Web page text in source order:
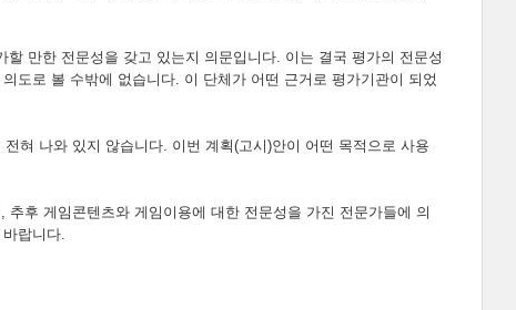
만한 전문성을 갖고 있는지 의문입니다. 이는 결국 평가의 전문성
도로 볼 수밖에 없습니다. 이 단체가 어떤 근거로 평가기관이 되었
혀 나와 있지 않습니다. 이번 계획(고시)안이 어떤 목적으로 사용
후 게임콘텐츠와 게임이용에 대한 전문성을 가진 전문가들에 의
랍니다.